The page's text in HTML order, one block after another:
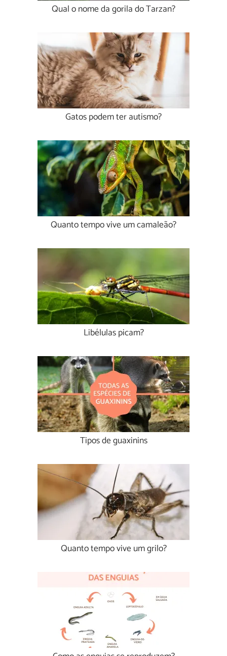
Qual o nome da gorila do Tarzan?
Gatos podem ter autismo?
Quanto tempo vive um camaleão?
Libélulas picam?
Tipos de guaxinins
Quanto tempo vive um grilo?